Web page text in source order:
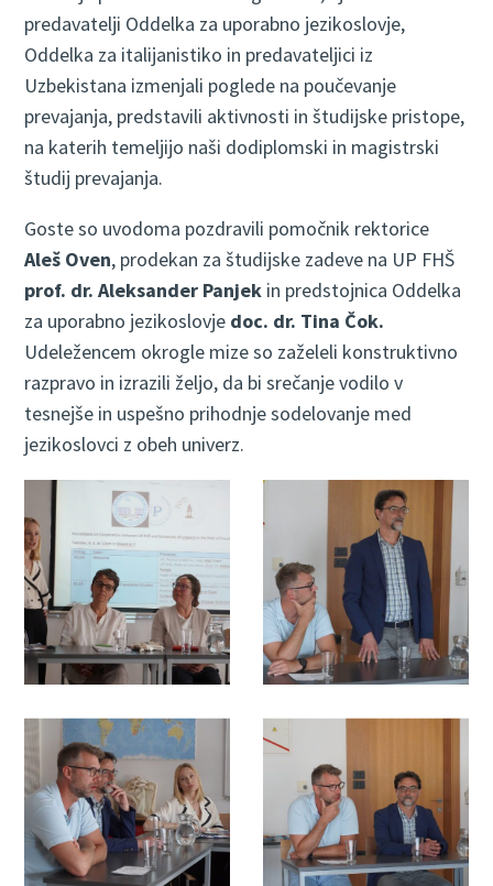
predavatelji Oddelka za uporabno jezikoslovje,
Oddelka za italijanistiko in predavateljici iz
Uzbekistana izmenjali poglede na poučevanje
prevajanja, predstavili aktivnosti in študijske pristope,
na katerih temeljijo naši dodiplomski in magistrski
študij prevajanja.
Goste so uvodoma pozdravili pomočnik rektorice
Aleš Oven, prodekan za študijske zadeve na UP FHŠ
prof. dr. Aleksander Panjek in predstojnica Oddelka
za uporabno jezikoslovje doc. dr. Tina Čok.
Udeležencem okrogle mize so zaželeli konstruktivno
razpravo in izrazili željo, da bi srečanje vodilo v
tesnejše in uspešno prihodnje sodelovanje med
jezikoslovci z obeh univerz.